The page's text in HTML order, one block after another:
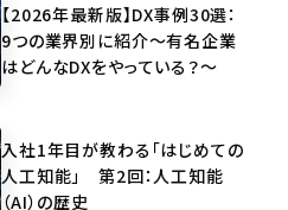
【2026年最新版】DX事例30選：
9つの業界別に紹介～有名企業
はどんなDXをやっている？～
入社1年目が教わる「はじめての
人工知能」 第2回：人工知能
（AI）の歴史